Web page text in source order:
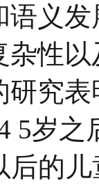
语义
性
究
5岁
后的